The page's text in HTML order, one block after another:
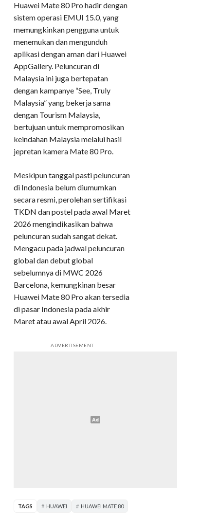
Huawei Mate 80 Pro hadir dengan
sistem operasi EMUI 15.0, yang
memungkinkan pengguna untuk
menemukan dan mengunduh
aplikasi dengan aman dari Huawei
AppGallery. Peluncuran di
Malaysia ini juga bertepatan
dengan kampanye “See, Truly
Malaysia” yang bekerja sama
dengan Tourism Malaysia,
bertujuan untuk mempromosikan
keindahan Malaysia melalui hasil
jepretan kamera Mate 80 Pro.
Meskipun tanggal pasti peluncuran
di Indonesia belum diumumkan
secara resmi, perolehan sertifikasi
TKDN dan postel pada awal Maret
2026 mengindikasikan bahwa
peluncuran sudah sangat dekat.
Mengacu pada jadwal peluncuran
global dan debut global
sebelumnya di MWC 2026
Barcelona, kemungkinan besar
Huawei Mate 80 Pro akan tersedia
di pasar Indonesia pada akhir
Maret atau awal April 2026.
ADVERTISEMENT
TAGS HUAWEI HUAWEI MATE 80